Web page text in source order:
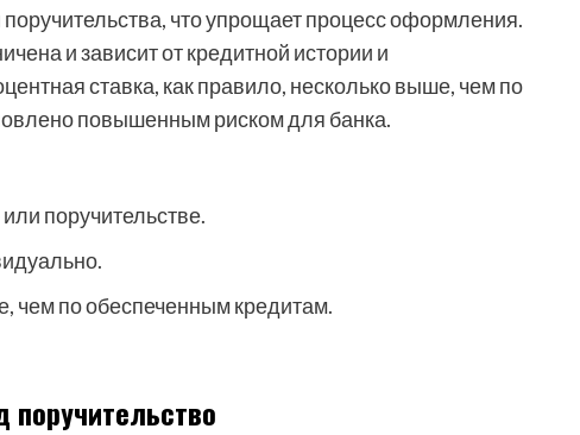
что упрощает процесс оформления.
и зависит от кредитной истории и
ставка, как правило, несколько выше, чем по
повышенным риском для банка.
поручительстве.
чем по обеспеченным кредитам.
поручительство